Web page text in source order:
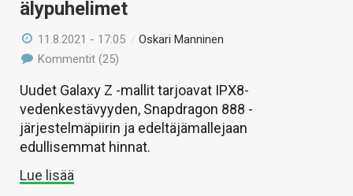
älypuhelimet
11.8.2021 - 17:05 /Oskari Manninen
Kommentit (25)
Uudet Galaxy Z -mallit tarjoavat IPX8-
vedenkestävyyden, Snapdragon 888 -
järjestelmäpiirin ja edeltäjämallejaan
edullisemmat hinnat.
Lue lisää